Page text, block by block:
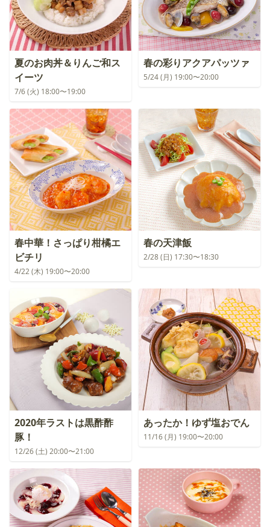
夏のお肉丼＆りんご和ス
イーツ
7/6 (火) 18:00〜19:00
春の彩りアクアパッツァ
5/24 (月) 19:00〜20:00
春中華！さっぱり柑橘エ
ビチリ
4/22 (木) 19:00〜20:00
春の天津飯
2/28 (日) 17:30〜18:30
2020年ラストは黒酢酢
豚！
12/26 (土) 20:00〜21:00
あったか！ゆず塩おでん
11/16 (月) 19:00〜20:00